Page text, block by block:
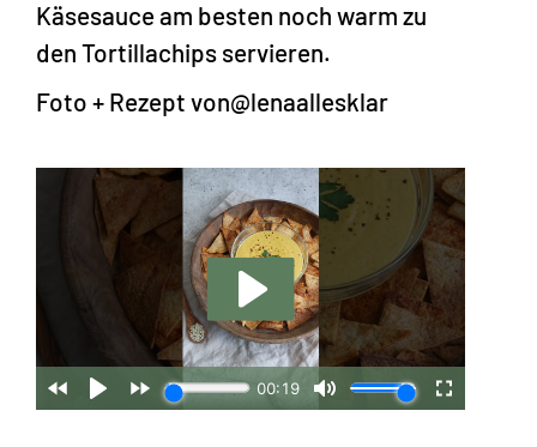
Käsesauce am besten noch warm zu
den Tortillachips servieren.
Foto + Rezept von@lenaallesklar